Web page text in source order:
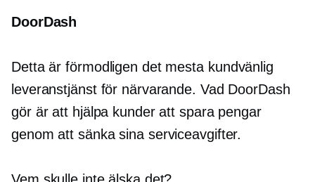
DoorDash
Detta är förmodligen det mesta kundvänlig
leveranstjänst för närvarande. Vad DoorDash
gör är att hjälpa kunder att spara pengar
genom att sänka sina serviceavgifter.